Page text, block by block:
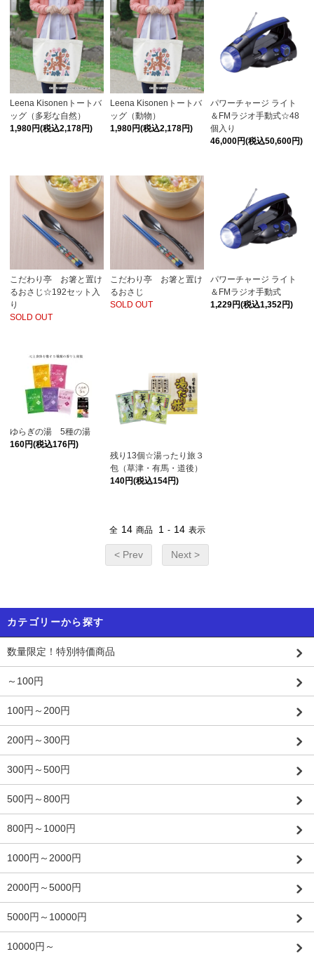
Leena Kisonenトートバ
ッグ（多彩な自然）
1,980円(税込2,178円)
Leena Kisonenトートバ
ッグ（動物）
1,980円(税込2,178円)
パワーチャージ ライト
＆FMラジオ手動式☆48
個入り
46,000円(税込50,600円)
こだわり亭 お箸と置け
るおさじ☆192セット入
り
SOLD OUT
こだわり亭 お箸と置け
るおさじ
SOLD OUT
パワーチャージ ライト
＆FMラジオ手動式
1,229円(税込1,352円)
ゆらぎの湯 5種の湯
160円(税込176円)
残り13個☆湯ったり旅３
包（草津・有馬・道後）
140円(税込154円)
全 14 商品 1 - 14 表示
< Prev Next >
カテゴリーから探す
数量限定！特別特価商品
～100円
100円～200円
200円～300円
300円～500円
500円～800円
800円～1000円
1000円～2000円
2000円～5000円
5000円～10000円
10000円～